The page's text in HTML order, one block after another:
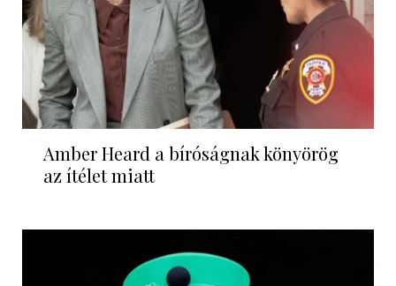
Amber Heard a bíróságnak könyörög
az ítélet miatt